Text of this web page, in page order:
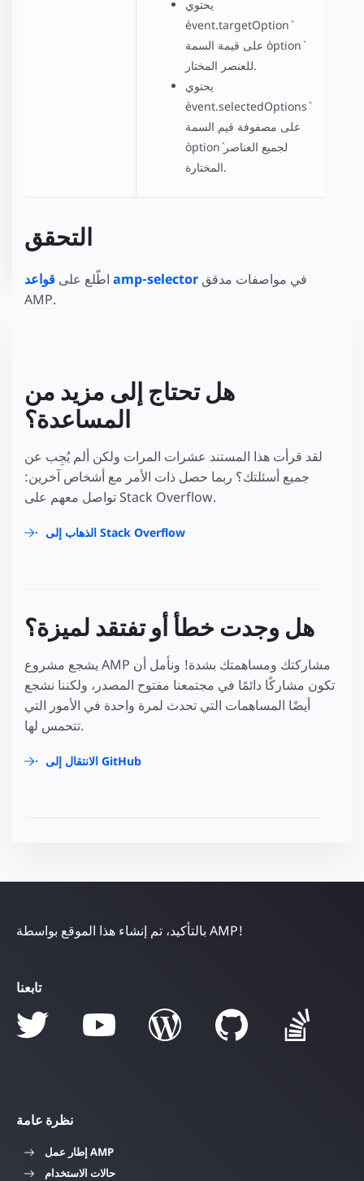
يحتوي
`event.targetOption`
على قيمة السمة `option`
للعنصر المختار.
يحتوي
`event.selectedOptions`
على مصفوفة قيم السمة
`option` لجميع العناصر
المختارة.
التحقق
اطّلع على قواعد amp-selector
AMP.
هل تحتاج إلى مزيد من
المساعدة؟
لقد قرأت هذا المستند عشرات المرات ولكن ألم يُجِب عن
جميع أسئلتك؟ ربما حصل ذات الأمر مع أشخاص آخرين:
تواصل معهم على Stack Overflow.
الذهاب إلى Stack Overflow
هل وجدت خطأ أو تفتقد لميزة؟
يشجع مشروع AMP مشاركتك ومساهمتك بشدة! ونأمل أن
تكون مشاركًا دائمًا في مجتمعنا مفتوح المصدر، ولكننا نشجع
أيضًا المساهمات التي تحدث لمرة واحدة في الأمور التي
تتحمس لها.
الانتقال إلى GitHub
بالتأكيد، تم إنشاء هذا الموقع بواسطة AMP!
تابعنا
نظرة عامة
إطار عمل AMP
حالات الاستخدام